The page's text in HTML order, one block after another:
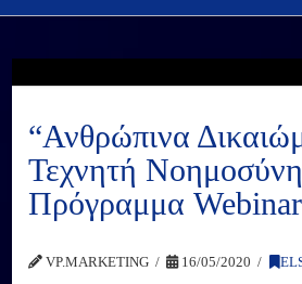
“Ανθρώπινα
Τεχνητή
Πρόγραμμα Webinar
VP.MARKETING 16/05/2020